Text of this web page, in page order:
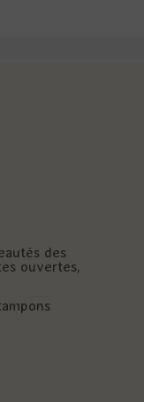
des
ouvertes,